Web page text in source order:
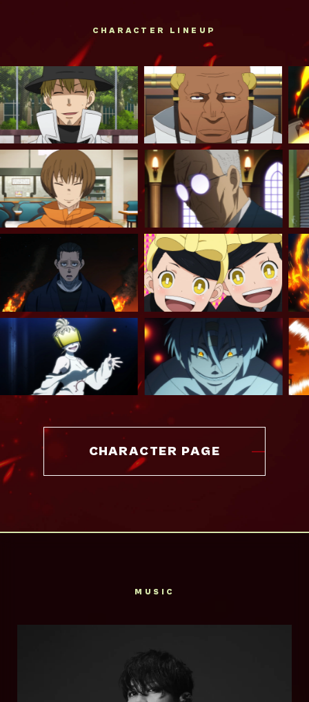
西川貴教
1970年9月19日生まれ。滋賀県出身。
大阪梅田駅の歩道橋で行われていたサイファー
（輪になり即興でラップをするセッション）の
CHARACTER LINEUP
CHARACTER PAGE
MUSIC